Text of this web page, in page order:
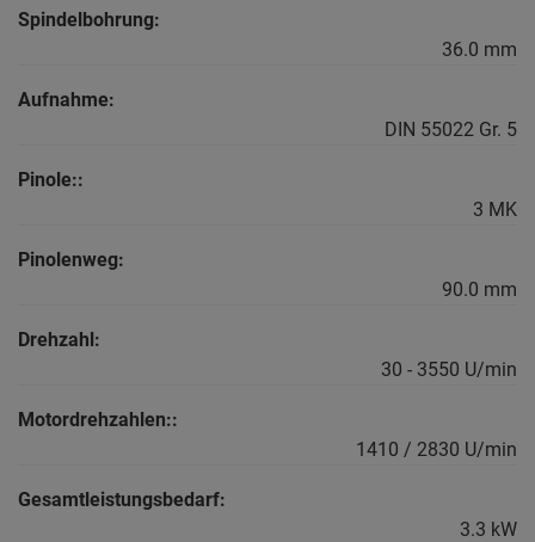
Spindelbohrung:
36.0 mm
Aufnahme:
DIN 55022 Gr. 5
Pinole::
3 MK
Pinolenweg:
90.0 mm
Drehzahl:
30 - 3550 U/min
Motordrehzahlen::
1410 / 2830 U/min
Gesamtleistungsbedarf:
3.3 kW